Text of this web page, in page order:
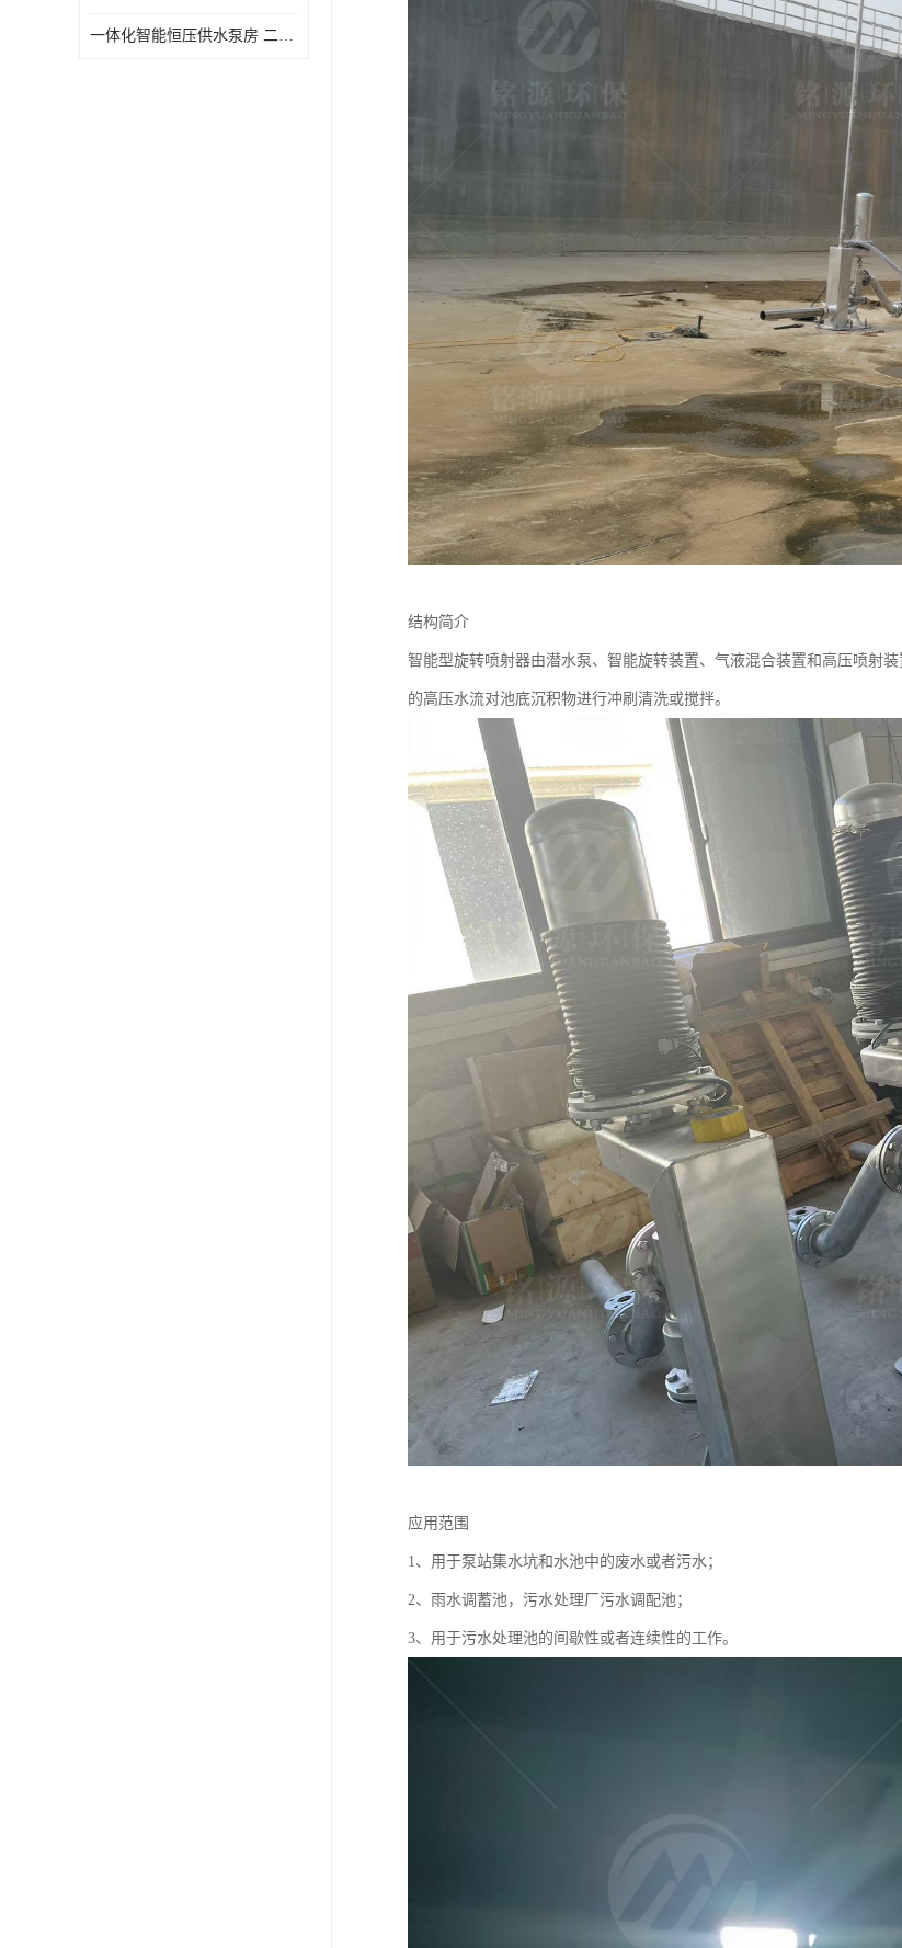
一体化智能恒压供水泵房 二次加压供水设备户外智慧泵房
结构简介
智能型旋转喷射器由潜水泵、智能旋转装置、气液混合装置和高压喷射
的高压水流对池底沉积物进行冲刷清洗或搅拌。
应用范围
1、用于泵站集水坑和水池中的废水或者污水；
2、雨水调蓄池，污水处理厂污水调配池；
3、用于污水处理池的间歇性或者连续性的工作。